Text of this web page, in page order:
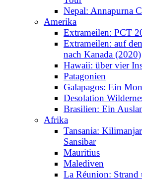
Nepal: Annapurna
Amerika
Extrameilen: PCT
Extrameilen: auf
nach Kanada (2020)
Hawaii: über vier
Patagonien
Galapagos: Ein
Desolation
Brasilien: Ein
Afrika
Tansania:
Sansibar
Mauritius
Malediven
La Réunion: